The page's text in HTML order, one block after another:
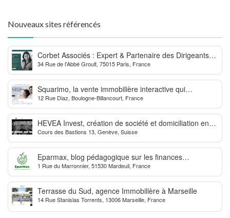
Nouveaux sites référencés
Corbet Associés : Expert & Partenaire des Dirigeants
d’Entreprise
34 Rue de l'Abbé Groult, 75015 Paris, France
Squarimo, la vente immobilière interactive qui
dynamise les transactions
12 Rue Diaz, Boulogne-Billancourt, France
HEVEA Invest, création de société et domiciliation en
Suisse
Cours des Bastions 13, Genève, Suisse
Eparmax, blog pédagogique sur les finances
personnelles
1 Rue du Marronnier, 51530 Mardeuil, France
Terrasse du Sud, agence Immobilière à Marseille
14 Rue Stanislas Torrents, 13006 Marseille, France